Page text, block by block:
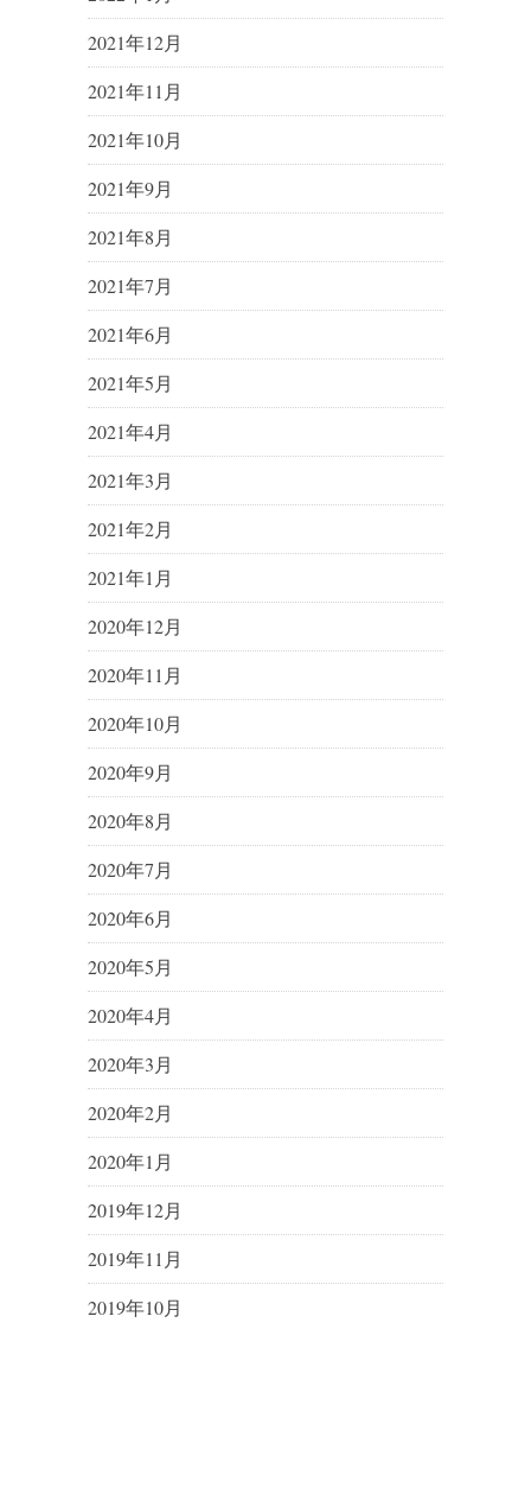
2021年12月
2021年11月
2021年10月
2021年9月
2021年8月
2021年7月
2021年6月
2021年5月
2021年4月
2021年3月
2021年2月
2021年1月
2020年12月
2020年11月
2020年10月
2020年9月
2020年8月
2020年7月
2020年6月
2020年5月
2020年4月
2020年3月
2020年2月
2020年1月
2019年12月
2019年11月
2019年10月